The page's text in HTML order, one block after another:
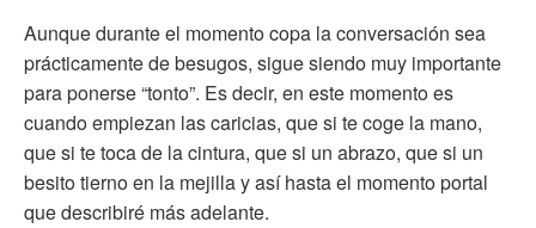
Aunque durante el momento copa la conversación sea
prácticamente de besugos, sigue siendo muy importante
para ponerse “tonto”. Es decir, en este momento es
cuando empiezan las caricias, que si te coge la mano,
que si te toca de la cintura, que si un abrazo, que si un
besito tierno en la mejilla y así hasta el momento portal
que describiré más adelante.